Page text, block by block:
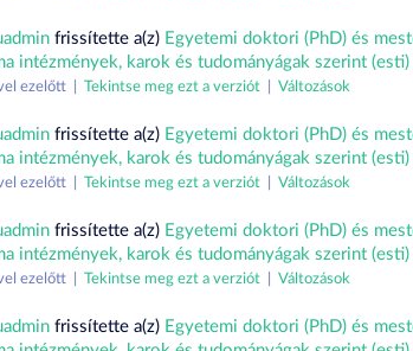
frissítette a(z) Egyetemi doktori (PhD) és
intézmények, karok és tudományágak szerint
ezelőtt | Tekintse meg ezt a verziót Változások
frissítette a(z) Egyetemi doktori (PhD) és
intézmények, karok és tudományágak szerint
ezelőtt | Tekintse meg ezt a verziót Változások
frissítette a(z) Egyetemi doktori (PhD) és
intézmények, karok és tudományágak szerint
ezelőtt | Tekintse meg ezt a verziót Változások
frissítette a(z) Egyetemi doktori (PhD) és